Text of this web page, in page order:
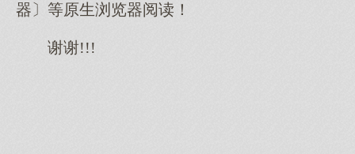
器〕等原生浏览器阅读！
谢谢!!!